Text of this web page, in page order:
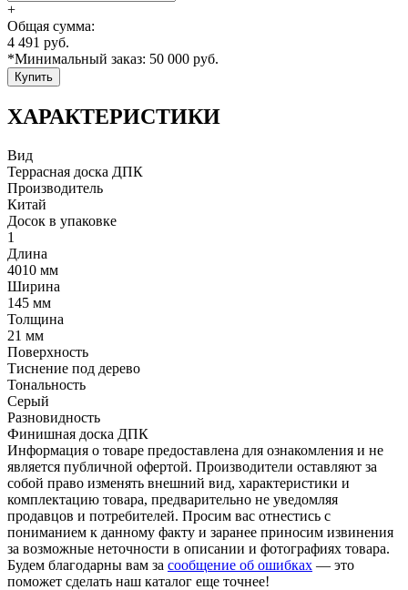
+
Общая сумма:
4 491 руб.
*Минимальный заказ: 50 000 руб.
Купить
ХАРАКТЕРИСТИКИ
Вид
Террасная доска ДПК
Производитель
Китай
Досок в упаковке
1
Длина
4010 мм
Ширина
145 мм
Толщина
21 мм
Поверхность
Тиснение под дерево
Тональность
Серый
Разновидность
Финишная доска ДПК
Информация о товаре предоставлена для ознакомления и не
является публичной офертой. Производители оставляют за
собой право изменять внешний вид, характеристики и
комплектацию товара, предварительно не уведомляя
продавцов и потребителей. Просим вас отнестись с
пониманием к данному факту и заранее приносим извинения
за возможные неточности в описании и фотографиях товара.
Будем благодарны вам за сообщение об ошибках — это
поможет сделать наш каталог еще точнее!